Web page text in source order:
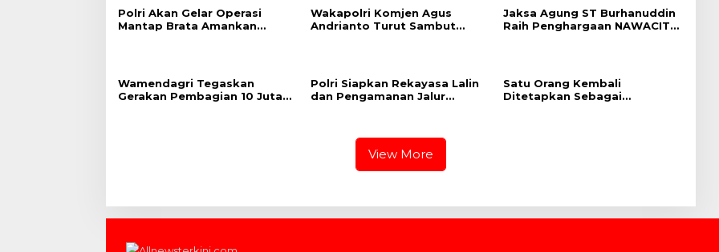
Polri Akan Gelar Operasi
Mantap Brata Amankan
Wakapolri Komjen Agus
Andrianto Turut Sambut
Jaksa Agung ST Burhanuddin
Raih Penghargaan NAWACITA
Wamendagri Tegaskan
Gerakan Pembagian 10 Juta
Polri Siapkan Rekayasa Lalin
dan Pengamanan Jalur
Satu Orang Kembali
Ditetapkan Sebagai
View More